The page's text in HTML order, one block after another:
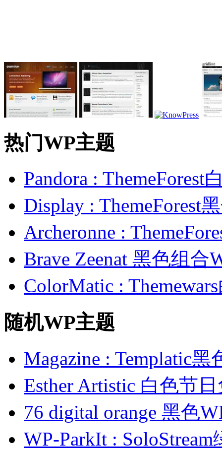
热门WP主题
Pandora : ThemeForest
Display : ThemeForest
Archeronne :
Brave Zeenat 黑色组合
ColorMatic :
随机WP主题
Magazine : Templatic
Esther Artistic 白色节
76 digital orange 黑色
WP-ParkIt :